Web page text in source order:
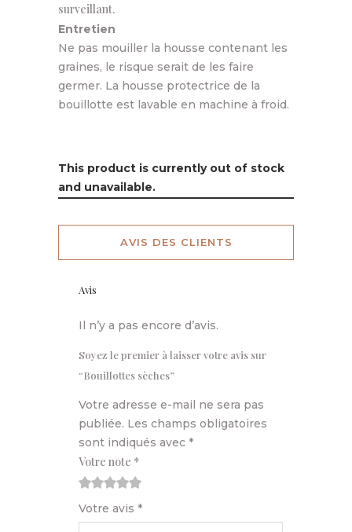
surveillant.
Entretien
Ne pas mouiller la housse contenant les
graines, le risque serait de les faire
germer. La housse protectrice de la
bouillotte est lavable en machine à froid.
This product is currently out of stock
and unavailable.
AVIS DES CLIENTS
Avis
Il n’y a pas encore d’avis.
Soyez le premier à laisser votre avis sur
“Bouillottes sèches”
Votre adresse e-mail ne sera pas
publiée. Les champs obligatoires
sont indiqués avec *
Votre note *
Votre avis *